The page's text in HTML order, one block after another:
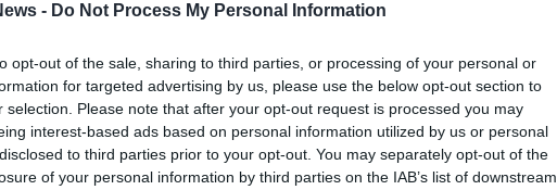
- Do Not Process My Personal Information
opt-out of the sale, sharing to third parties, or processing of your personal or
for targeted advertising by us, please use the below opt-out section to
selection. Please note that after your opt-out request is processed you may
interest-based ads based on personal information utilized by us or personal
to third parties prior to your opt-out. You may separately opt-out of the
of your personal information by third parties on the IAB’s list of downstream
pattuglie della Polizia Locale di